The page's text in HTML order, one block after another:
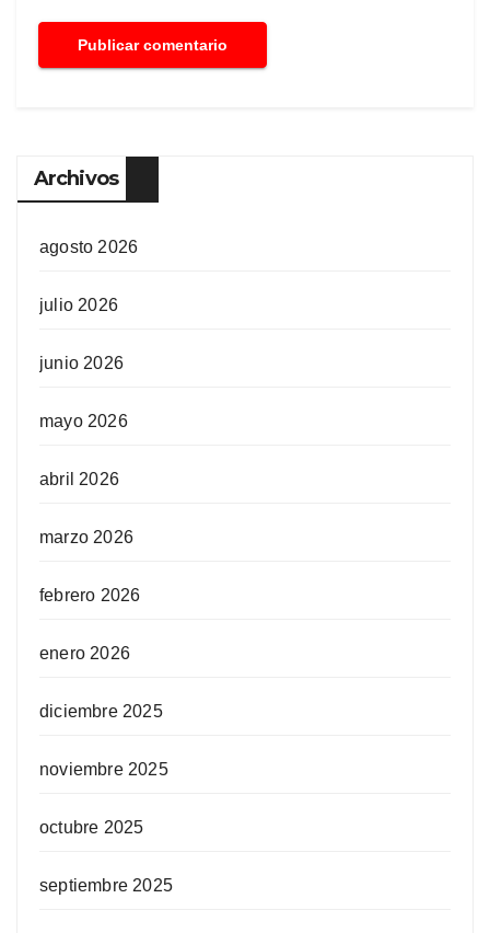
Archivos
agosto 2026
julio 2026
junio 2026
mayo 2026
abril 2026
marzo 2026
febrero 2026
enero 2026
diciembre 2025
noviembre 2025
octubre 2025
septiembre 2025